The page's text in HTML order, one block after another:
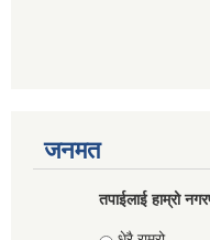
जनमत
तपाईलाई हाम्रो